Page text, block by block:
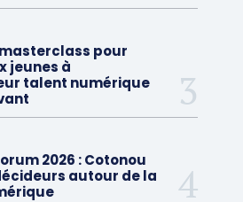
masterclass pour
jeunes à
talent numérique
2026 : Cotonou
autour de la